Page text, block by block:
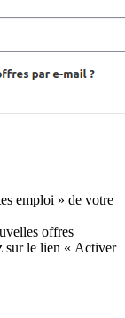
emploi » de votre
offres
sur le lien « Activer